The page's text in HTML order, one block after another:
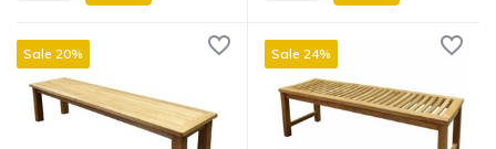
Sale 20% Sale 24%